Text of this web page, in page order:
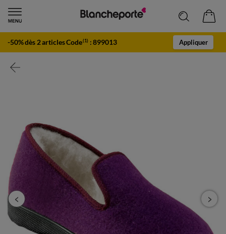
-50% dès 2 articles Code(1) :899013 Appliquer